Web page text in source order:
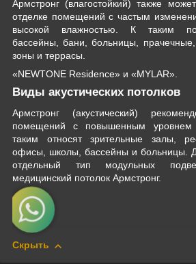
Армстронг (влагостойкий) также
отделке помещений с частым
высокой влажностью. К таким
бассейны, бани, больницы, прачечные,
зоны и террасы.
«NEWTONE Residence» и «MYLAR».
Виды акустических потолков
Армстронг (акустический)
помещений с повышенным уровнем
таким относят зрительные залы,
офисы, школы, бассейны и больницы.
отдельный тип модульных
медицинский потолок Армстронг.
Скрыть